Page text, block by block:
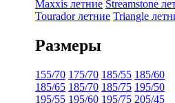
Maxxis летние Streamstone
Tourador летние Triangle
Размеры
155/70 175/70 185/55 185/60
185/65 185/70 185/75 195/50
195/55 195/60 195/75 205/45